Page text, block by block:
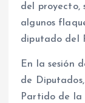
del proyecto,
algunos
diputado del
En la sesión
de
Partido de la